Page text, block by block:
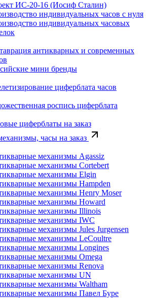
ИС-20-16 (Иосиф Сталин)
индивидуальных часов с нуля
индивидуальных часовых
антикварных и современных
мини бренды
циферблата часов
роспись циферблата
циферблаты на заказ
часы на заказ
механизмы Agassiz
механизмы Cortebert
механизмы Elgin
механизмы Hampden
механизмы Henry Moser
механизмы Howard
механизмы Illinois
механизмы IWC
механизмы Jules Jurgensen
механизмы LeCoultre
механизмы Longines
механизмы Omega
механизмы Renova
механизмы UN
механизмы Waltham
механизмы Павел Буре